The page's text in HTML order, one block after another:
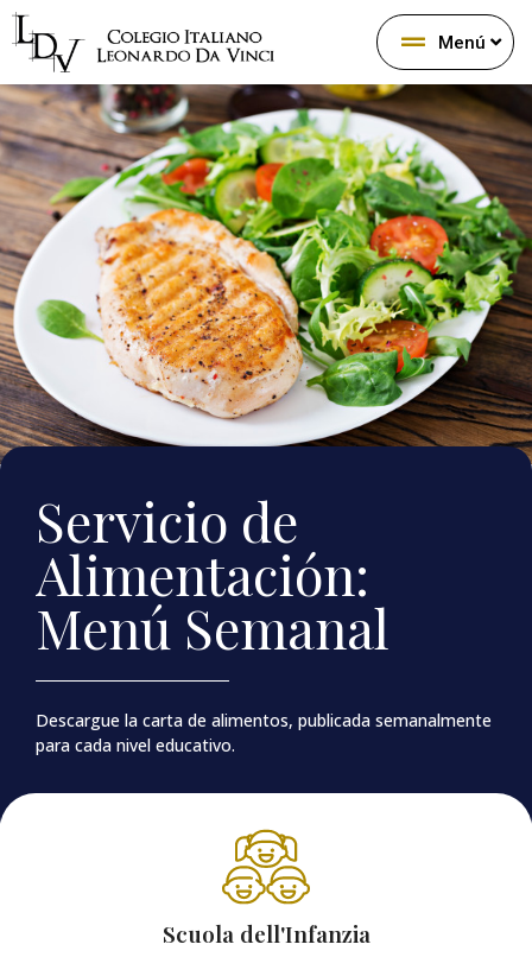
Menú
Servicio de
Alimentación:
Menú Semanal
Descargue la carta de alimentos, publicada semanalmente
para cada nivel educativo.
Scuola dell'Infanzia